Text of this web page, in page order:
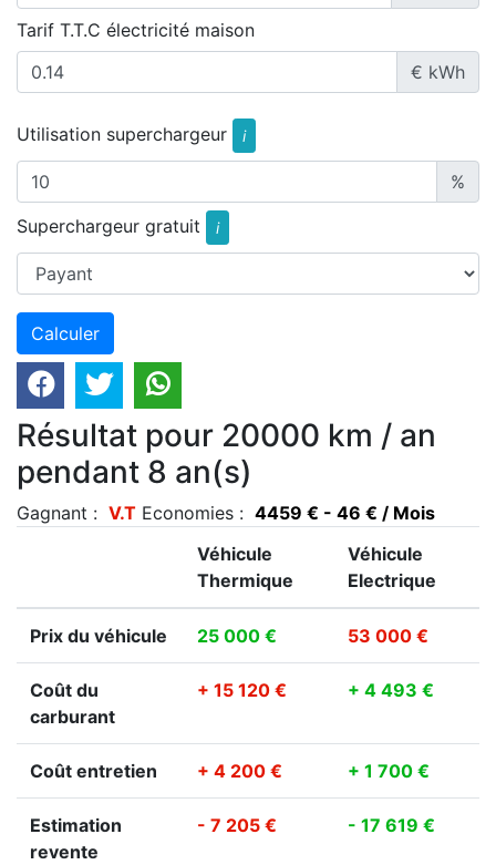
Tarif T.T.C électricité maison
€ kWh
Utilisation superchargeur i
%
Superchargeur gratuit
i
Résultat pour 20000 km / an
pendant 8 an(s)
Gagnant : V.T Economies : 4459 € - 46 € / Mois
Véhicule
Thermique
Véhicule
Electrique
Prix du véhicule 25 000 € 53 000 €
Coût du
carburant
+ 15 120 € + 4 493 €
Coût entretien + 4 200 € + 1 700 €
Estimation
revente
- 7 205 € - 17 619 €